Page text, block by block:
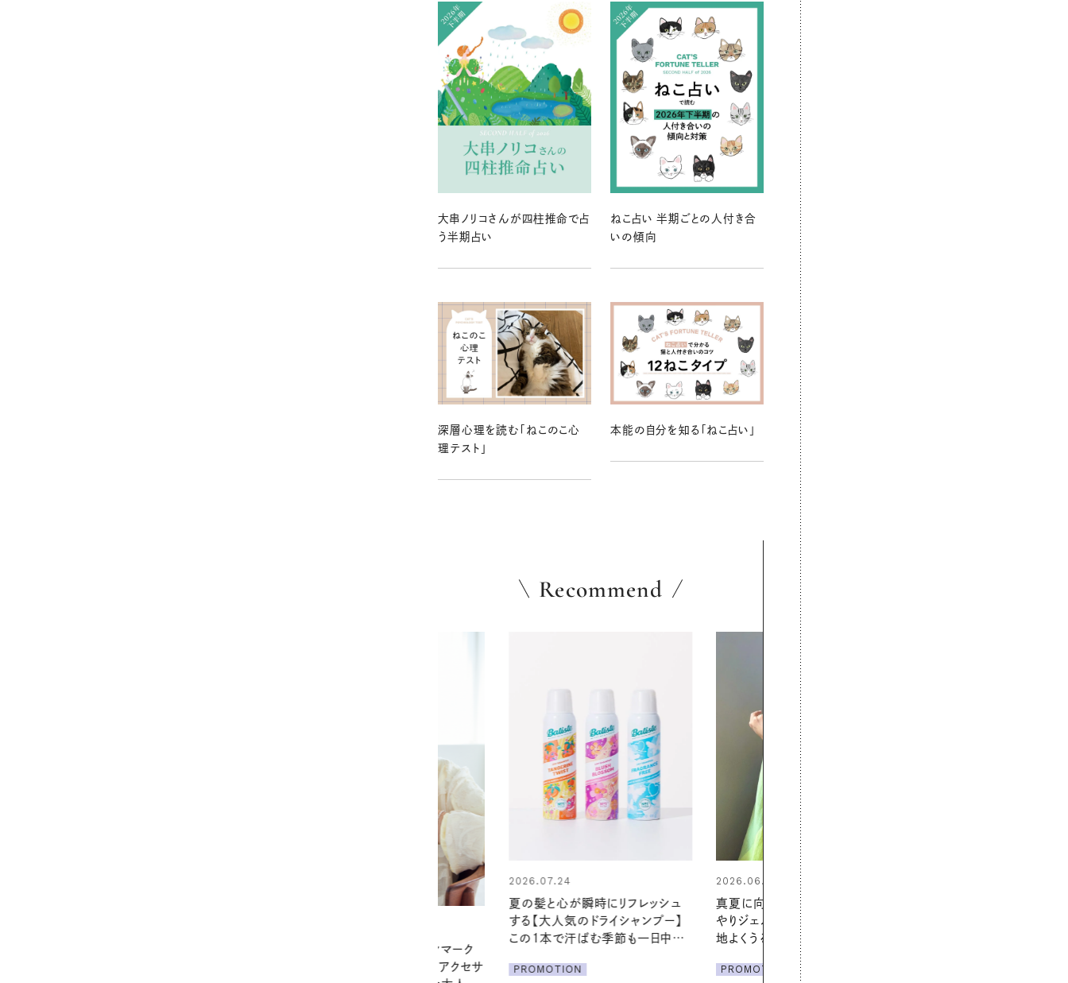
大串ノリコさんが四柱推命で占
う半期占い
ねこ占い 半期ごとの人付き合
いの傾向
深層心理を読む「ねこのこ心
理テスト」
本能の自分を知る「ねこ占い」
Recommend
夏の髪と心が瞬時にリフレッシュ
2026.06.01
真夏に向けて、ハーブが香るひん
やりジェルと出合う。暑い季節に心
地よくうるおう、軽やかなボディケ
PROMOTION
2026.06.01
お出かけ前のひと手間で変わる、
夏の一日。汗ばむ季節を「ごきげ
ん」に過ごす私の新習慣
PROMOTION